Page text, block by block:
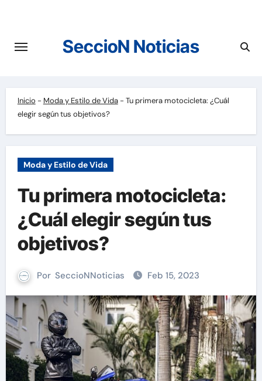
contenido
SeccioN Noticias
Inicio - Moda y Estilo de Vida- Tu primera motocicleta: ¿Cuál
elegir según tus objetivos?
Moda y Estilo de Vida
Tu primera motocicleta:
¿Cuál elegir según tus
objetivos?
Por SeccioNNoticias Feb 15, 2023